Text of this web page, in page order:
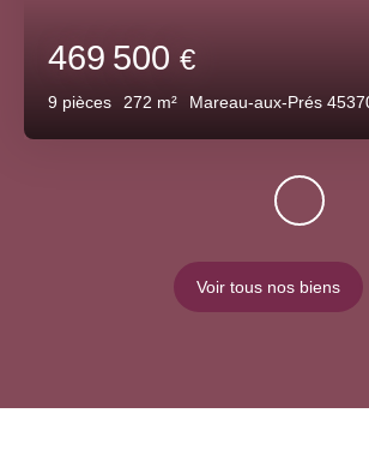
469 500 €
9 pièces 272 m² Mareau-aux-Prés
Voir tous nos biens